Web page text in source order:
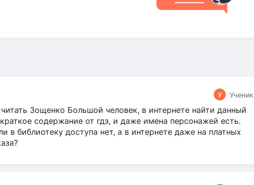
У Ученик
Зощенко Большой человек, в интернете найти данный
содержание от гдз, и даже имена персонажей есть.
в библиотеку доступа нет, а в интернете даже на платных